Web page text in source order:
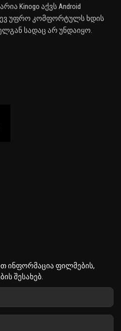
Kinogo აქვს Android
უფრო კომფორტულს ხდის
სადაც არ უნდაიყო.
ინფორმაცია ფილმების,
შესახებ.